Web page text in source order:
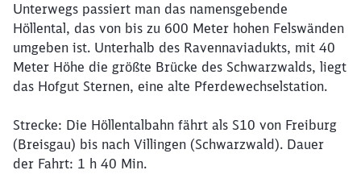
Unterwegs passiert man das namensgebende
Höllental, das von bis zu 600 Meter hohen Felswänden
umgeben ist. Unterhalb des Ravennaviadukts, mit 40
Meter Höhe die größte Brücke des Schwarzwalds, liegt
das Hofgut Sternen, eine alte Pferdewechselstation.
Strecke: Die Höllentalbahn fährt als S10 von Freiburg
(Breisgau) bis nach Villingen (Schwarzwald). Dauer
der Fahrt: 1 h 40 Min.